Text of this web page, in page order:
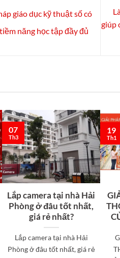
giáo dục kỹ thuật số có
năng học tập đầy đủ
giúp
Lắp camera tại nhà Hải
Phòng ở đâu tốt nhất,
giá rẻ nhất?
Lắp camera tại nhà Hải
Phòng ở đâu tốt nhất, giá rẻ
07
Th3
19
Th1